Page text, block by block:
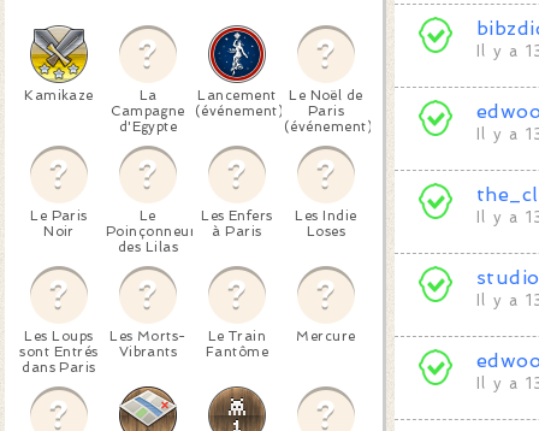
Kamikaze
La
Campagne
d'Egypte
Lancement
(événement)
Le Noël de
Paris
(événement)
Le Paris
Noir
Le
Poinçonneur
des Lilas
Les Enfers
à Paris
Les Indie
Loses
Les Loups
sont Entrés
dans Paris
Les Morts-
Vibrants
Le Train
Fantôme
Mercure
Il y a
Il y a
Il y a
Il y a
Il y a